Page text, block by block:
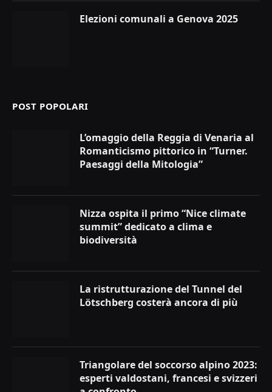
Elezioni comunali a Genova 2025
POST POPOLARI
L’omaggio della Reggia di Venaria al
Romanticismo pittorico in “Turner.
Paesaggi della Mitologia”
Nizza ospita il primo “Nice climate
summit” dedicato a clima e
biodiversità
La ristrutturazione del Tunnel del
Lötschberg costerà ancora di più
Triangolare del soccorso alpino 2023:
esperti valdostani, francesi e svizzeri